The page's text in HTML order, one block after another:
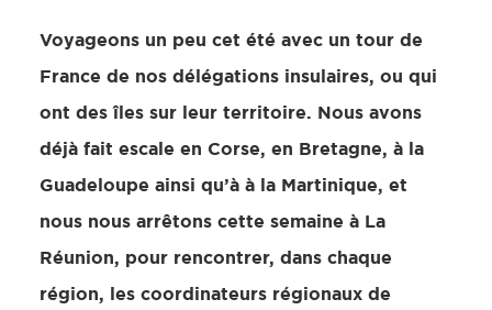
Voyageons un peu cet été avec un tour de
France de nos délégations insulaires, ou qui
ont des îles sur leur territoire. Nous avons
déjà fait escale en Corse, en Bretagne, à la
Guadeloupe ainsi qu’à à la Martinique, et
nous nous arrêtons cette semaine à La
Réunion, pour rencontrer, dans chaque
région, les coordinateurs régionaux de